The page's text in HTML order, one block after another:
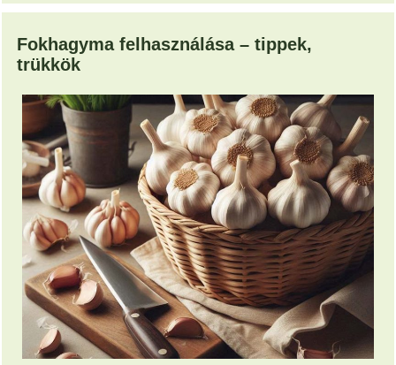
Fokhagyma felhasználása – tippek,
trükkök